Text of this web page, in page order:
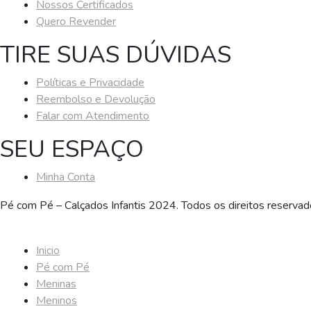
Nossos Certificados
Quero Revender
TIRE SUAS DÚVIDAS
Políticas e Privacidade
Reembolso e Devolução
Falar com Atendimento
SEU ESPAÇO
Minha Conta
Pé com Pé – Calçados Infantis 2024. Todos os direitos
Inicio
Pé com Pé
Meninas
Meninos